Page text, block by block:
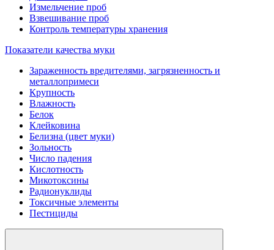
Измельчение проб
Взвешивание проб
Контроль температуры хранения
Показатели качества муки
Зараженность вредителями, загрязненность и
металлопримеси
Крупность
Влажность
Белок
Клейковина
Белизна (цвет муки)
Зольность
Число падения
Кислотность
Микотоксины
Радионуклиды
Токсичные элементы
Пестициды